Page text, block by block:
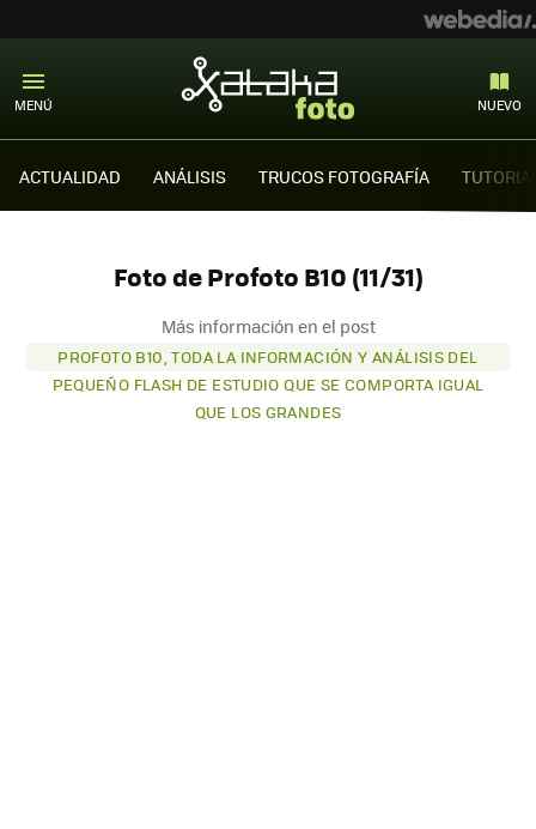
MENÚ NUEVO
ACTUALIDAD ANÁLISIS TRUCOS FOTOGRAFÍA
Foto de Profoto B10 (11/31)
Más información en el post
PROFOTO B10, TODA LA INFORMACIÓN Y ANÁLISIS DEL
PEQUEÑO FLASH DE ESTUDIO QUE SE COMPORTA IGUAL
QUE LOS GRANDES